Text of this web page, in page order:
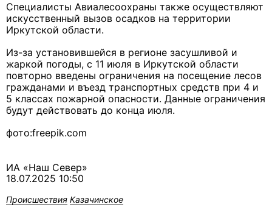
Специалисты Авиалесоохраны также осуществляют
искусственный вызов осадков на территории
Иркутской области.
Из-за установившейся в регионе засушливой и
жаркой погоды, с 11 июля в Иркутской области
повторно введены ограничения на посещение лесов
гражданами и въезд транспортных средств при 4 и
5 классах пожарной опасности. Данные ограничения
будут действовать до конца июля.
фото:freepik.com
ИА «Наш Север»
18.07.2025 10:50
Происшествия Казачинское